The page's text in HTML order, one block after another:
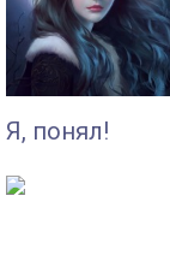
Я, понял!